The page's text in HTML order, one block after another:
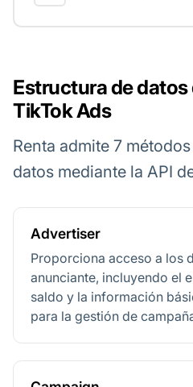
Estructura de datos
TikTok Ads
Renta admite 7
datos mediante la API
Advertiser
Proporciona acceso a los
anunciante, incluyendo el
saldo y la información
para la gestión de